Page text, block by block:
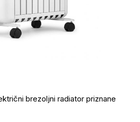
brezoljni radiator priznane